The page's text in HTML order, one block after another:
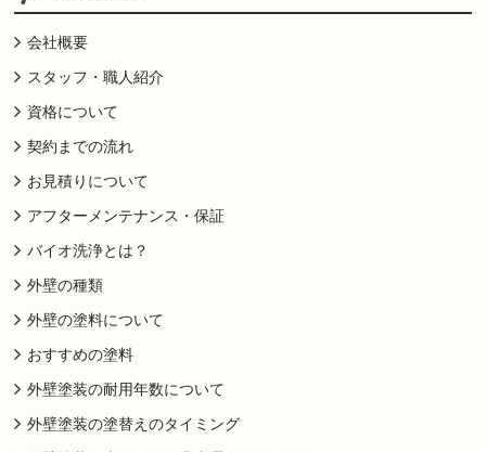
会社概要
スタッフ・職人紹介
資格について
契約までの流れ
お見積りについて
アフターメンテナンス・保証
バイオ洗浄とは？
外壁の種類
外壁の塗料について
おすすめの塗料
外壁塗装の耐用年数について
外壁塗装の塗替えのタイミング